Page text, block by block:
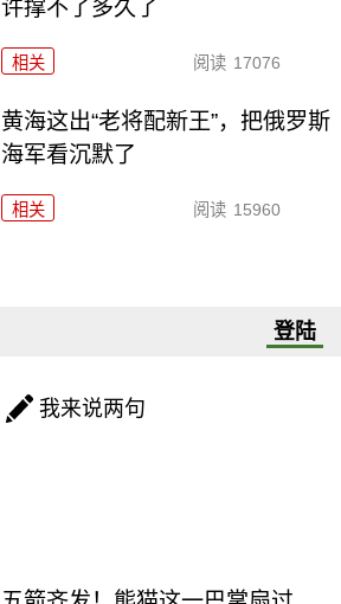
许撑不了多久了
相关 阅读 17076
黄海这出“老将配新王”，把俄罗斯
海军看沉默了
相关 阅读 15960
登陆
我来说两句